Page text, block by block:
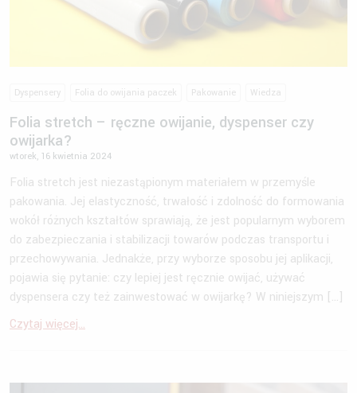
Dyspensery Folia do owijania paczek Pakowanie Wiedza
Folia stretch – ręczne owijanie, dyspenser czy
owijarka?
wtorek, 16 kwietnia 2024
Folia stretch jest niezastąpionym materiałem w przemyśle
pakowania. Jej elastyczność, trwałość i zdolność do formowania
wokół różnych kształtów sprawiają, że jest popularnym wyborem
do zabezpieczania i stabilizacji towarów podczas transportu i
przechowywania. Jednakże, przy wyborze sposobu jej aplikacji,
pojawia się pytanie: czy lepiej jest ręcznie owijać, używać
dyspensera czy też zainwestować w owijarkę? W niniejszym […]
Czytaj więcej...